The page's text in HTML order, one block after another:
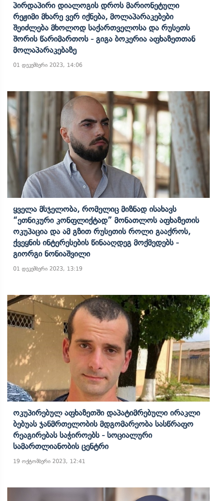
Პირდაპირი Დიალოგის Დროს Მარიონეტული
Რეჟიმი Მხარე Ვერ Იქნება, Მოლაპარაკებები
Შეიძლება Მხოლოდ Საქართველოსა Და Რუსეთს
Შორის Წარიმართოს - Გიგა Ბოკერია Აფხაზეთთან
Მოლაპარაკებაზე
01 დეკემბერი 2023, 14:06
Ყველა Მსჯელობა, Რომელიც Მიზნად Ისახავს
“ეთნიკური Კონფლიქტად” Მონათლოს Აფხაზეთის
Ოკუპაცია Და Ამ Გზით Რუსეთის Როლი Გააქროს,
Ქვეყნის Ინტერესების Წინააღდეგ Მოქმედებს -
Გიორგი Ნონიაშვილი
01 დეკემბერი 2023, 13:19
Ოკუპირებულ Აფხაზეთში Დაპატიმრებული Ირაკლი
Ბებუას Ჯანმრთელობის Მდგომარეობა Სასწრაფო
Რეაგირებას Საჭიროებს - Სოციალური
Სამართლიანობის Ცენტრი
19 ოქტომბერი 2023, 12:41